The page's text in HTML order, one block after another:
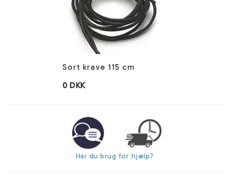
Sort krave 115 cm
0 DKK
Har du brug for hjælp?